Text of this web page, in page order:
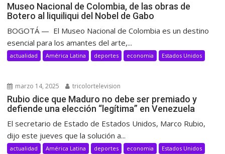
Museo Nacional de Colombia, de las obras de
Botero al liquiliqui del Nobel de Gabo
BOGOTÁ — El Museo Nacional de Colombia es un destino
esencial para los amantes del arte,...
actualidad América Latina deportes economia Estados Unidos
marzo 14, 2025 tricolortelevision
Rubio dice que Maduro no debe ser premiado y
defiende una elección “legítima” en Venezuela
El secretario de Estado de Estados Unidos, Marco Rubio,
dijo este jueves que la solución a...
actualidad América Latina deportes economia Estados Unidos